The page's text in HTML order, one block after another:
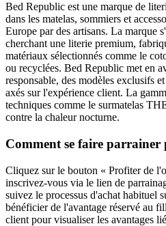
Bed Republic est une marque de
dans les matelas, sommiers et
Europe par des artisans. La marque
cherchant une literie premium,
matériaux sélectionnés comme le
ou recyclées. Bed Republic met en
responsable, des modèles exclusifs
axés sur l'expérience client. La
techniques comme le surmatelas
contre la chaleur nocturne.
Comment se faire
Cliquez sur le bouton « Profiter de
inscrivez-vous via le lien de
suivez le processus d'achat habituel
bénéficier de l'avantage réservé au
client pour visualiser les avantages